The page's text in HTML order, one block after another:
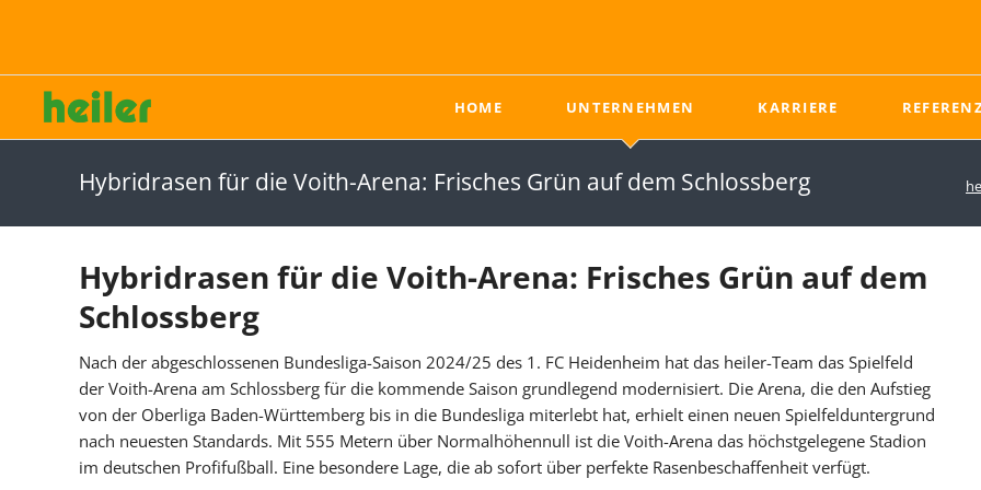
HOME UNTERNEHMEN
Unternehmen
News - Neuigkeiten aus dem Sportplatzbau
News
KARRIERE
Karriere
Ausbildung im Sportplatzbau
Ausbildung
Sporthybrid Turf
Sporthybrid R
Pflege von Hybridrasen
Produkte
Einstreumaterialien
Einbau von Kunstrasen
Reparatur von
Kunstrasen
Naturrasen
Rasentragschicht
Rasen
Pflege von Naturrasen
Tiefbau
Drainage
Drainschicht
Elastifizierende Schicht
Hybridrasen für die Voith-Arena: Frisches Grün auf dem Schlossberg
Hybridrasen für die Voith-Arena: Frisches Grün auf dem
Schlossberg
Nach der abgeschlossenen Bundesliga-Saison 2024/25 des 1. FC Heidenheim hat das heiler-Team das Spielfeld
der Voith-Arena am Schlossberg für die kommende Saison grundlegend modernisiert. Die Arena, die den Aufstieg
von der Oberliga Baden-Württemberg bis in die Bundesliga miterlebt hat, erhielt einen neuen Spielfelduntergrund
nach neuesten Standards. Mit 555 Metern über Normalhöhennull ist die Voith-Arena das höchstgelegene Stadion
im deutschen Profifußball. Eine besondere Lage, die ab sofort über perfekte Rasenbeschaffenheit verfügt.